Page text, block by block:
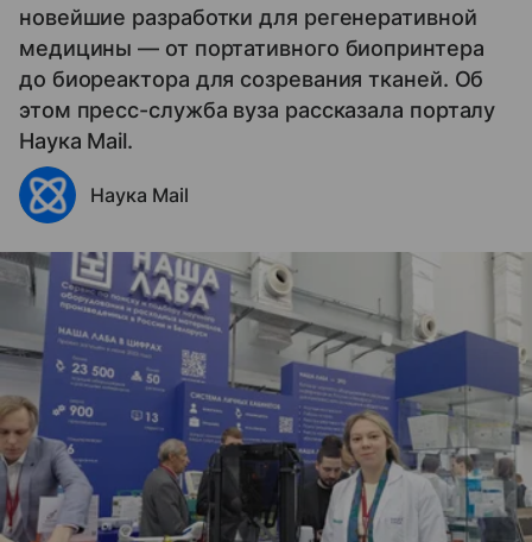
новейшие разработки для регенеративной
медицины — от портативного биопринтера
до биореактора для созревания тканей. Об
этом пресс-служба вуза рассказала порталу
Наука Mail.
Наука Mail